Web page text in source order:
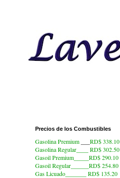
Precios de los Combustibles
Gasolina Premium
RD$ 338.10
Gasolina Regular____ RD$ 302.50
Gasoil Premium_____RD$ 290.10
Gasoil Regular______RD$ 254.80
Gas Licuado_______
RD$ 135.20